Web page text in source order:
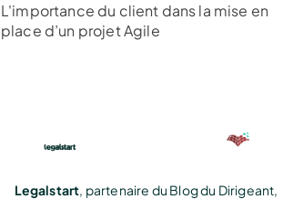
L'importance du client dans la mise en
place d’un projet Agile
Legalstart, partenaire du Blog du Dirigeant,